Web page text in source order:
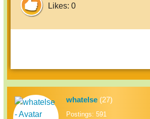
Likes: 0
whatelse (27)
Postings: 591